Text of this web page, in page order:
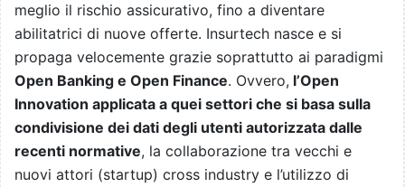
meglio il rischio assicurativo, fino a diventare
abilitatrici di nuove offerte. Insurtech nasce e si
propaga velocemente grazie soprattutto ai paradigmi
Open Banking e Open Finance. Ovvero, l’Open
Innovation applicata a quei settori che si basa sulla
condivisione dei dati degli utenti autorizzata dalle
recenti normative, la collaborazione tra vecchi e
nuovi attori (startup) cross industry e l’utilizzo di